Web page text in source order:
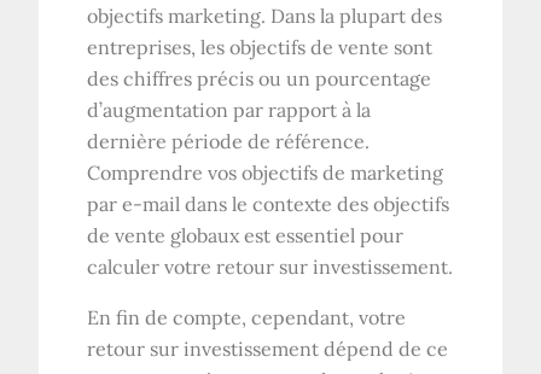
objectifs marketing. Dans la plupart des
entreprises, les objectifs de vente sont
des chiffres précis ou un pourcentage
d’augmentation par rapport à la
dernière période de référence.
Comprendre vos objectifs de marketing
par e-mail dans le contexte des objectifs
de vente globaux est essentiel pour
calculer votre retour sur investissement.
En fin de compte, cependant, votre
retour sur investissement dépend de ce